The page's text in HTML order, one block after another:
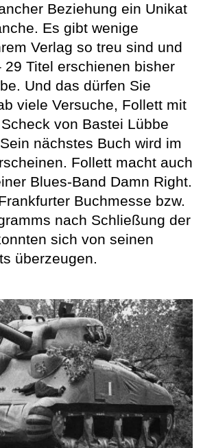
Beziehung ein Unikat
Es gibt wenige
Verlag so treu sind und
29 Titel erschienen bisher
Und das dürfen Sie
viele Versuche, Follett mit
von Bastei Lübbe
nächstes Buch wird im
Follett macht auch
Blues-Band Damn Right.
Buchmesse bzw.
nach Schließung der
sich von seinen
überzeugen.